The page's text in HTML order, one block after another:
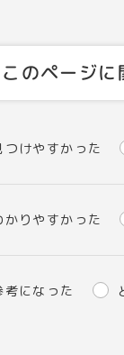
このページに
つけやすかった
かりやすかった
考になった